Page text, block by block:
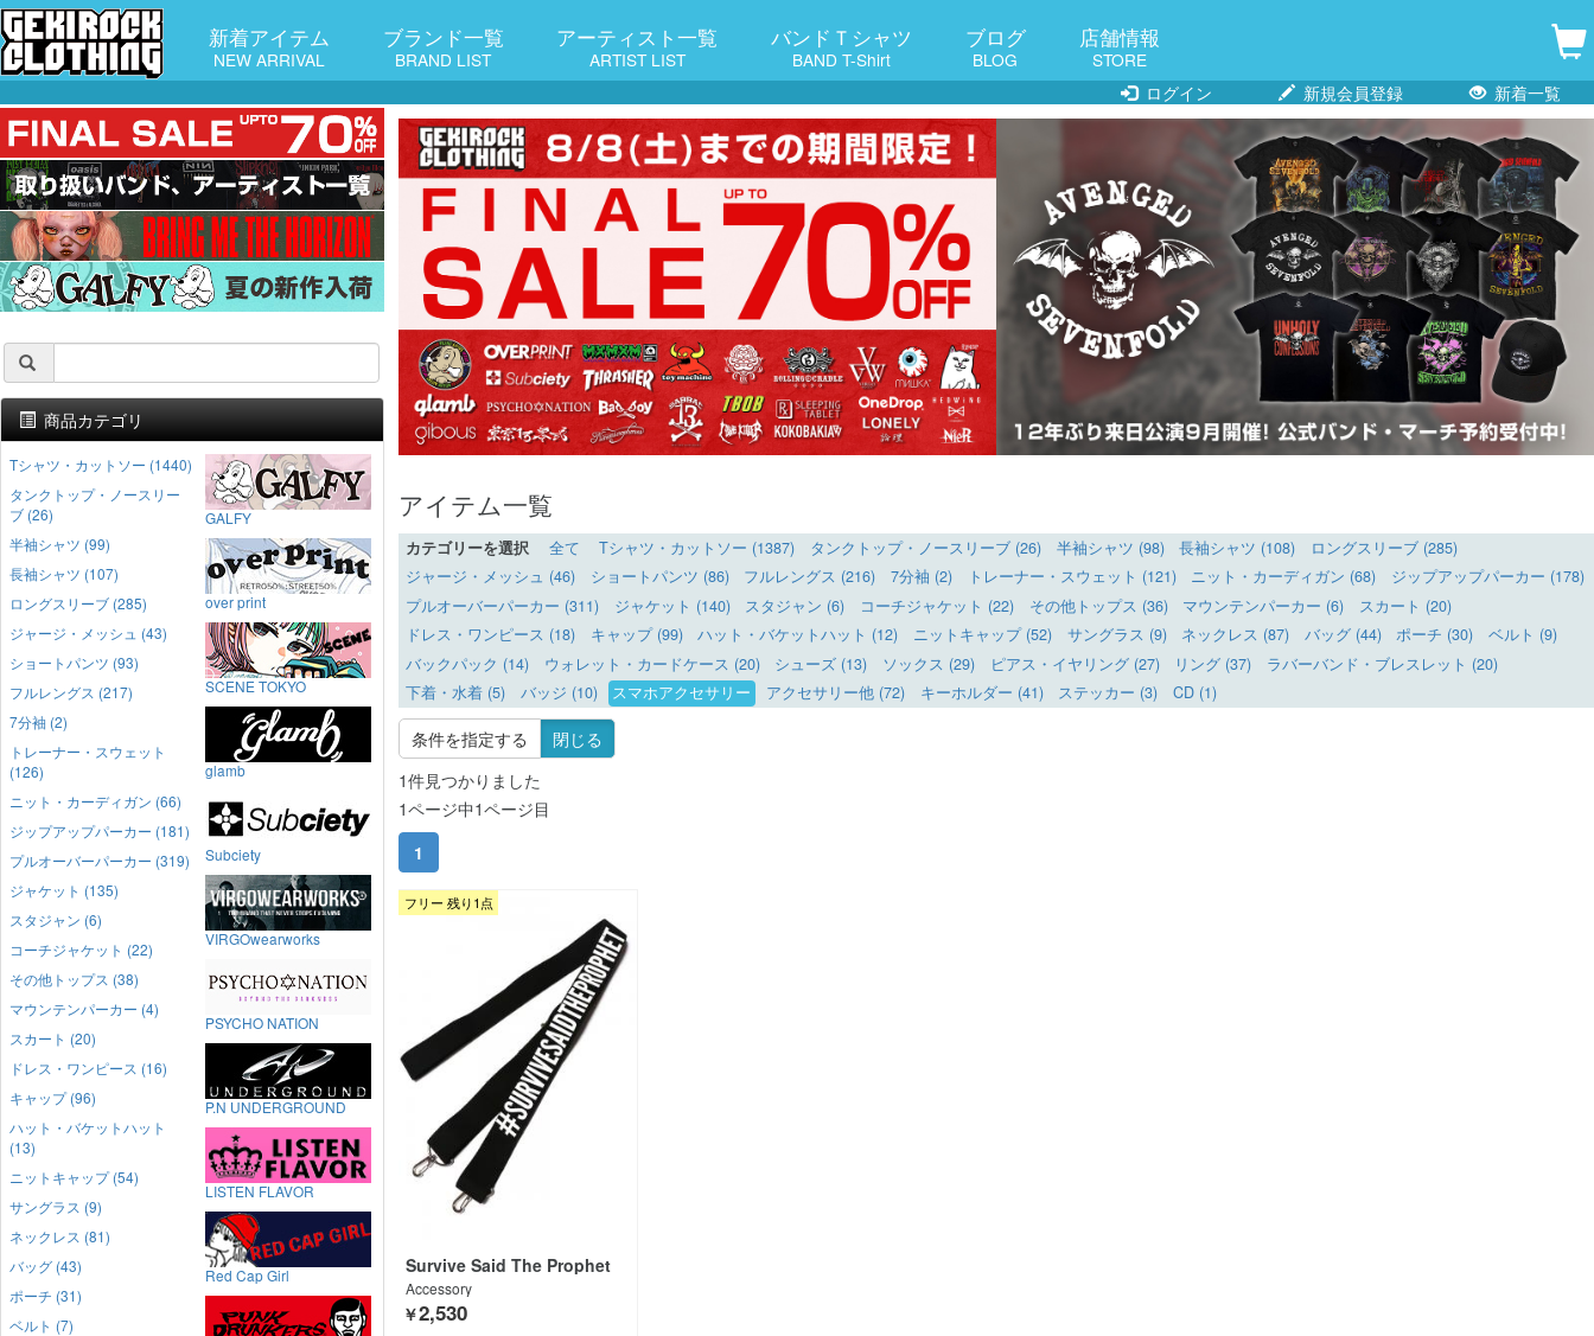
新着アイテム
NEW ARRIVAL
ブランド一覧
BRAND LIST
アーティスト一覧
ARTIST LIST
バンドＴシャツ
BAND T-Shirt
ブログ
BLOG
店舗情報
STORE
ログイン
新規会員登録 新着一覧
アイテム一覧
カテゴリーを選択 全て Tシャツ・カットソー (1387) タンクトップ・ノースリーブ (26) 半袖シャツ (98) 長袖シャツ (108)
ロングスリーブ (285)
ジャージ・メッシュ (46)
ショートパンツ (86) フルレングス (216) 7分袖 (2) トレーナー・スウェット (121) ニット・カーディガン (68)
ジップアップパーカー (178)
プルオーバーパーカー (311)
ジャケット (140) スタジャン (6) コーチジャケット (22) その他トップス (36) マウンテンパーカー (6)
スカート (20)
ドレス・ワンピース (18)
キャップ (99) ハット・バケットハット (12) ニットキャップ (52) サングラス (9) ネックレス (87) バッグ (44) ポーチ (30)
ベルト (9)
バックパック (14)
ウォレット・カードケース (20) シューズ (13) ソックス (29) ピアス・イヤリング (27) リング (37)
ラバーバンド・ブレスレット (20)
下着・水着 (5)
バッジ (10) スマホアクセサリー アクセサリー他 (72) キーホルダー (41) ステッカー (3) CD (1)
条件を指定する
閉じる
1件見つかりました
1ページ中1ページ目
1
フリー 残り1点
Survive Said The Prophet
Accessory
￥2,530
商品カテゴリ
Tシャツ・カットソー (1440)
タンクトップ・ノースリー
ブ (26)
半袖シャツ (99)
長袖シャツ (107)
ロングスリーブ (285)
ジャージ・メッシュ (43)
ショートパンツ (93)
フルレングス (217)
7分袖 (2)
トレーナー・スウェット
(126)
ニット・カーディガン (66)
ジップアップパーカー (181)
プルオーバーパーカー (319)
ジャケット (135)
スタジャン (6)
コーチジャケット (22)
その他トップス (38)
マウンテンパーカー (4)
スカート (20)
ドレス・ワンピース (16)
キャップ (96)
ハット・バケットハット
(13)
ニットキャップ (54)
サングラス (9)
ネックレス (81)
バッグ (43)
ポーチ (31)
ベルト (7)
GALFY
over print
SCENE TOKYO
glamb
Subciety
VIRGOwearworks
PSYCHO NATION
P.N UNDERGROUND
LISTEN FLAVOR
Red Cap Girl